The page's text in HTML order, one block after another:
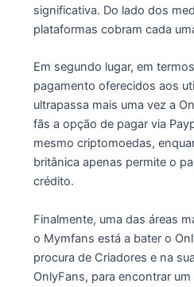
significativa. Do lado dos
plataformas cobram cada
Em segundo lugar, em
pagamento oferecidos aos
ultrapassa mais uma vez a
fãs a opção de pagar via
mesmo criptomoedas,
britânica apenas permite o
crédito.
Finalmente, uma das áreas
o Mymfans está a bater o
procura de Criadores e na
OnlyFans, para encontrar